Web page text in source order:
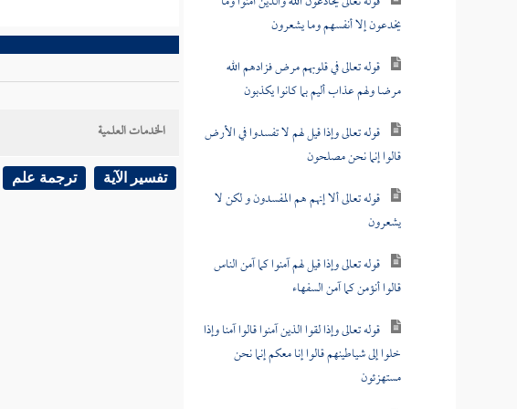
يخدعون إلا أنفسهم وما يشعرون
قوله تعالى في قلوبهم مرض فزادهم الله
مرضا ولهم عذاب أليم بما كانوا يكذبون
قوله تعالى وإذا قيل لهم لا تفسدوا في الأرض
قالوا إنما نحن مصلحون
قوله تعالى ألا إنهم هم المفسدون و لكن لا
يشعرون
قوله تعالى وإذا قيل لهم آمنوا كما آمن الناس
قالوا أنؤمن كما آمن السفهاء
قوله تعالى وإذا لقوا الذين آمنوا قالوا آمنا وإذا
خلوا إلى شياطينهم قالوا إنا معكم إنما نحن
مستهزئون
الخدمات العلمية
تفسير الآية ترجمة علم